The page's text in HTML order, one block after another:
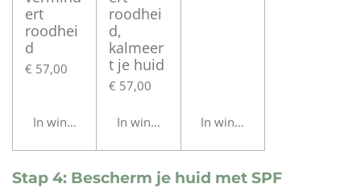
ert
roodhei
d
€ 57,00
In winkelwagen
roodhei
d,
kalmeer
t je huid
€ 57,00
In winkelwagenIn winkelwagen
Stap 4: Bescherm je huid met SPF